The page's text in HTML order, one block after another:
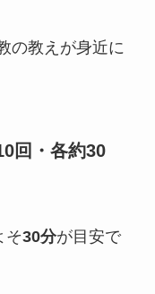
の教えが身近に
回・各約30
そ30分が目安で